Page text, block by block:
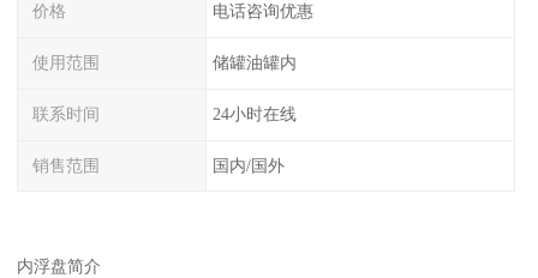
价格 电话咨询优惠
使用范围 储罐油罐内
联系时间 24小时在线
销售范围 国内/国外
内浮盘简介